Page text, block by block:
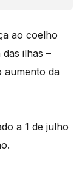
ao coelho
ilhas –
aumento da
a 1 de julho